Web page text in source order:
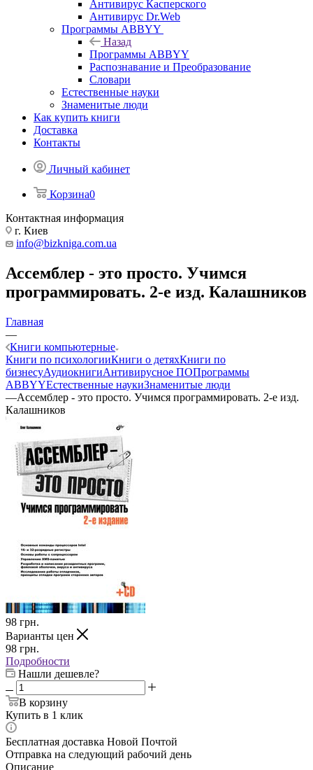
Антивирус Касперского
Антивирус Dr.Web
Программы ABBYY
Назад
Программы ABBYY
Распознавание и Преобразование
Словари
Естественные науки
Знаменитые люди
Как купить книги
Доставка
Контакты
Личный кабинет
Корзина0
Контактная информация
г. Киев
info@bizkniga.com.ua
Ассемблер - это просто. Учимся
программировать. 2-е изд. Калашников
Главная
—
Книги компьютерные
Книги по психологииКниги о детяхКниги по
бизнесуАудиокнигиАнтивирусное ПОПрограммы
ABBYYЕстественные наукиЗнаменитые люди
—Ассемблер - это просто. Учимся программировать. 2-е изд.
Калашников
98 грн.
Варианты цен
98 грн.
Подробности
Нашли дешевле?
В корзину
Купить в 1 клик
Бесплатная доставка Новой Почтой
Отправка на следующий рабочий день
Описание